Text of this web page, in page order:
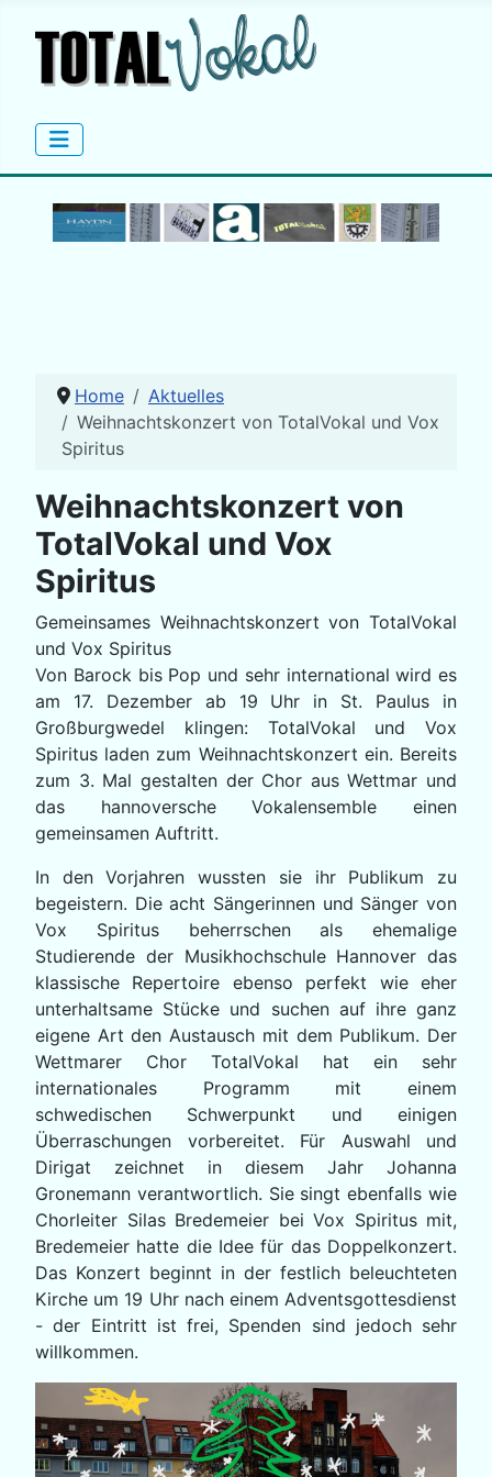
Home
Aktuelles
Weihnachtskonzert von TotalVokal und Vox
Spiritus
Weihnachtskonzert von
TotalVokal und Vox
Spiritus
Gemeinsames Weihnachtskonzert von TotalVokal
und Vox Spiritus
Von Barock bis Pop und sehr international wird es
am 17. Dezember ab 19 Uhr in St. Paulus in
Großburgwedel klingen: TotalVokal und Vox
Spiritus laden zum Weihnachtskonzert ein. Bereits
zum 3. Mal gestalten der Chor aus Wettmar und
das hannoversche Vokalensemble einen
gemeinsamen Auftritt.
In den Vorjahren wussten sie ihr Publikum zu
begeistern. Die acht Sängerinnen und Sänger von
Vox Spiritus beherrschen als ehemalige
Studierende der Musikhochschule Hannover das
klassische Repertoire ebenso perfekt wie eher
unterhaltsame Stücke und suchen auf ihre ganz
eigene Art den Austausch mit dem Publikum. Der
Wettmarer Chor TotalVokal hat ein sehr
internationales Programm mit einem
schwedischen Schwerpunkt und einigen
Überraschungen vorbereitet. Für Auswahl und
Dirigat zeichnet in diesem Jahr Johanna
Gronemann verantwortlich. Sie singt ebenfalls wie
Chorleiter Silas Bredemeier bei Vox Spiritus mit,
Bredemeier hatte die Idee für das Doppelkonzert.
Das Konzert beginnt in der festlich beleuchteten
Kirche um 19 Uhr nach einem Adventsgottesdienst
- der Eintritt ist frei, Spenden sind jedoch sehr
willkommen.